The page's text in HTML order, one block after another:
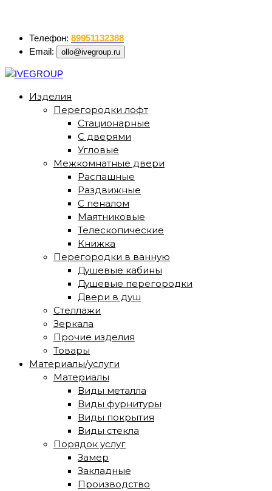
Телефон: 89951132388
Email:
ollo@ivegroup.ru
Изделия
Перегородки лофт
Стационарные
С дверями
Угловые
Межкомнатные двери
Распашные
Раздвижные
С пеналом
Маятниковые
Телескопические
Книжка
Перегородки в ванную
Душевые кабины
Душевые перегородки
Двери в душ
Стеллажи
Зеркала
Прочие изделия
Товары
Материалы/услуги
Материалы
Виды металла
Виды фурнитуры
Виды покрытия
Виды стекла
Порядок услуг
Замер
Закладные
Производство